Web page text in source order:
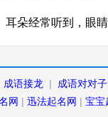
朵经常听到，眼
成语接龙 |
成语对对子
网 | 迅法起名网 | 宝宝